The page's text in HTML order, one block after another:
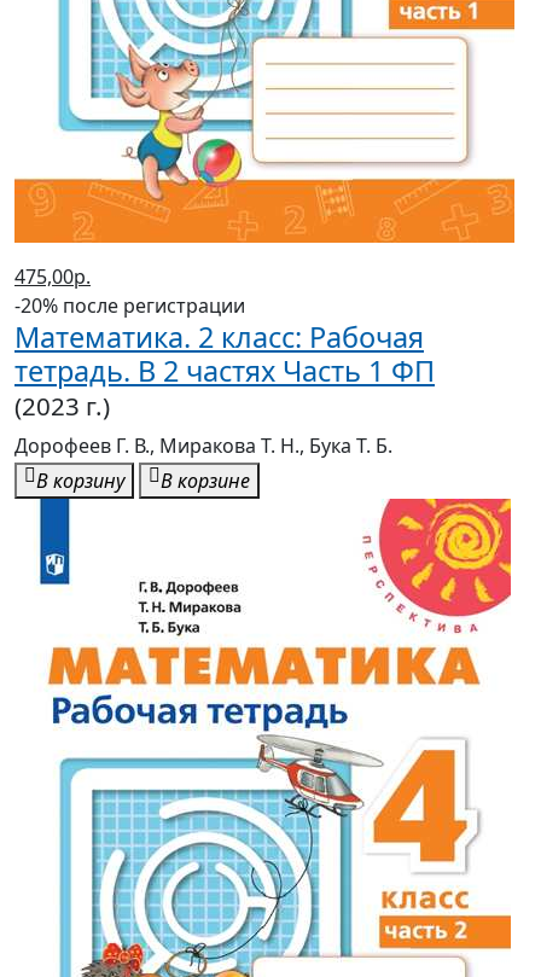
-20% после регистрации
Математика. 2 класс: Рабочая
(2023 г.)
Дорофеев Г. В., Миракова Т. Н., Бука Т. Б.
В корзину
В корзине